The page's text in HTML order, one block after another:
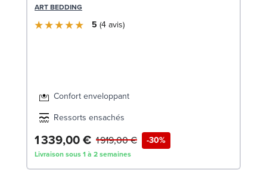
ART BEDDING
5 4avis
Confort enveloppant
Ressorts ensachés
1 339,00 € -30%
1 919,00 €
Livraison sous 1 à 2 semaines